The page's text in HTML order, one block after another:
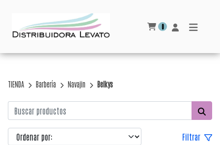
0
TIENDA Barbería Navajin Belkys
Filtrar